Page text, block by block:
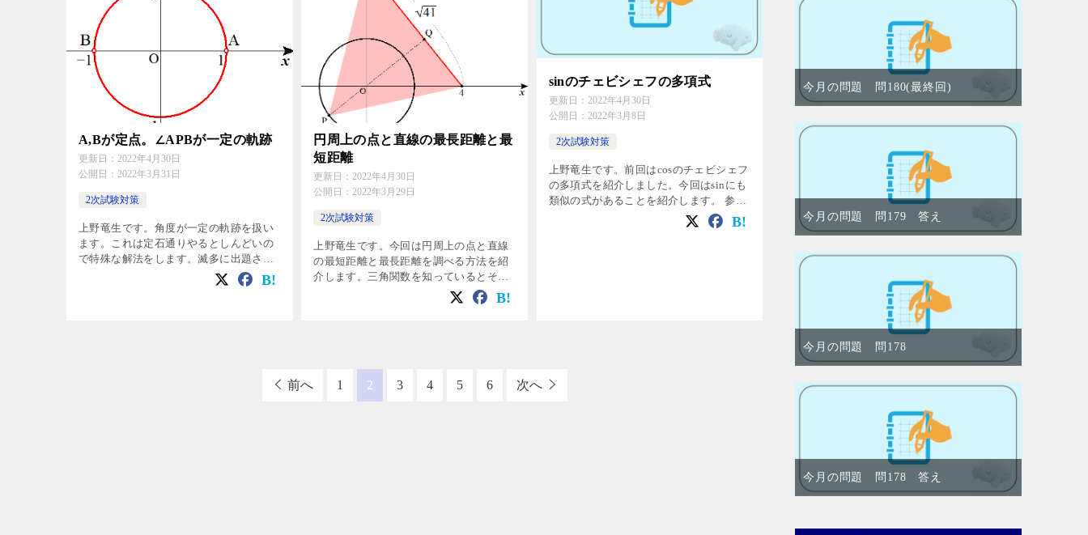
A,Bが定点。∠APBが一定の軌跡
更新日： 2022年4月30日
公開日： 2022年3月31日
2次試験対策
上野竜生です。角度が一定の軌跡を扱い
ます。これは定石通りやるとしんどいの
で特殊な解法をします。滅多に出題され
ませんが高校範囲で求められるので見る
だけでも見ておきましょう。 例題
円周上の点と直線の最長距離と最
短距離
更新日：2022年4月30日
公開日：2022年3月29日
2次試験対策
上野竜生です。今回は円周上の点と直線
の最短距離と最長距離を調べる方法を紹
介します。三角関数を知っているとその
方法でも解けますよ。 例題 A(4,0),B(0,5)
と，円\( x^2+y^2=4 \)上の点Pについて
sinのチェビシェフの多項式
更新日： 2022年4月30日
公開日： 2022年3月8日
2次試験対策
上野竜生です。前回はcosのチェビシェフ
の多項式を紹介しました。今回はsinにも
類似の式があることを紹介します。 参
考 cosのチェビシェフの多項式 \
(g_1(x)=x , g_2(x)=2x^2-1 \) \( g_ […]
前へ 1 2 3 4 5 6 次へ
今月の問題 問180(最終回)
今月の問題 問179 答え
今月の問題 問178
今月の問題 問178 答え